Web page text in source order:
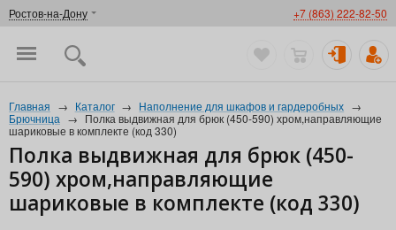
Ростов-на-Дону +7 (863) 222-82-50
Главная → Каталог → Наполнение для шкафов и гардеробных →
Брючница → Полка выдвижная для брюк (450-590) хром,направляющие
шариковые в комплекте (код 330)
Полка выдвижная для брюк (450-
590) хром,направляющие
шариковые в комплекте (код 330)